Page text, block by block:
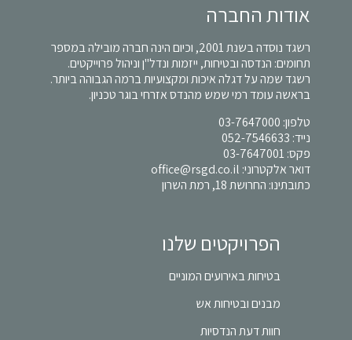
אודות החברה
רשגד נוסדה בשנת 2001, וכיום הינה חברה מובילה במספר
תחומים: הנדסה ובטיחות, ייזמות ונדל"ן וניהול פרוייקטים.
רשגד שמה על דגלה איכות ומקצועיות ברמה הגבוהה ביותר.
בראשה עומד רמי שמש מהנדס אזרחי בוגר טכניון.
טלפון: 03-7647000
נייד: 052-7546633
פקס: 03-7647001
דואר אלקטרוני: office@rsgd.co.il
כתובתינו: החרושת 18, רמת השרון
הפרויקטים שלנו
בטיחות באירועים המוניים
מבנים ובטיחות אש
חוות דעת הנדסיות